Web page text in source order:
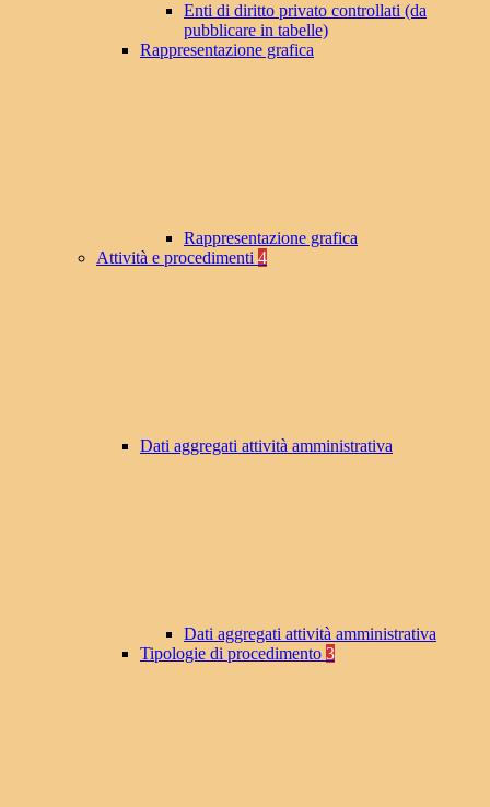
Enti di diritto privato controllati (da
pubblicare in tabelle)
Rappresentazione grafica
Rappresentazione grafica
Attività e procedimenti 4
Dati aggregati attività amministrativa
Dati aggregati attività amministrativa
Tipologie di procedimento 3